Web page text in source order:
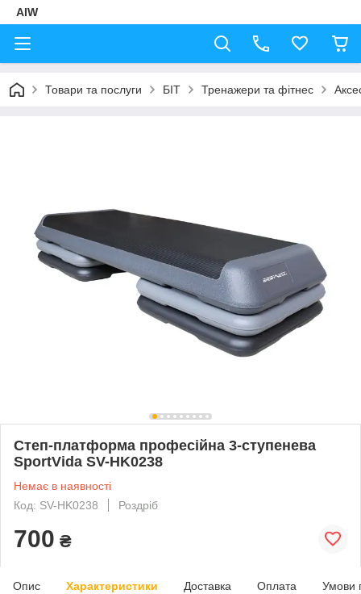
AIW
Товари та послуги БІТ Тренажери та фітнес
Степ-платформа професійна 3-ступенева
SportVida SV-HK0238
Немає в наявності
Код: SV-HK0238
Роздріб
700 ₴
Опис Характеристики Доставка Оплата Умови